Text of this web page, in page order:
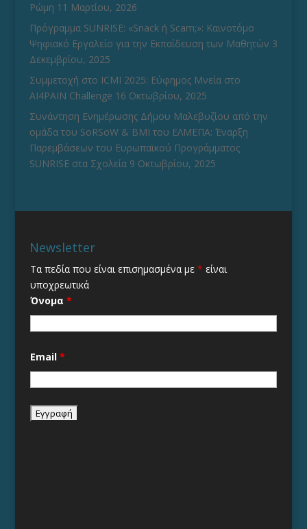
Ρώμη 11 Μαρτίου, 2026
Πρόγραμμα SUNRISE: «Snack ή Scam;»: Καινοτόμο
Ψηφιακό Εργαλείο για την Εκπαίδευση των Μαθητών 3
Δεκεμβρίου, 2025
Συμμετοχή στο ICMI 2025: Εύφημος Μνεία στο
AI4PAIN Challenge 16 Οκτωβρίου, 2025
Συνάντηση Ενημέρωσης Δήμου Μαλεβυζίου από την
ομάδα του SoRSoW & BMI του ΕΛΜΕΠΑ: Έναρξη
Παρεμβάσεων του Ευρωπαϊκού Προγράμματος
SUNRISE στα Σχολεία 9 Οκτωβρίου, 2025
Newsletter
Τα πεδία που είναι επισημασμένα με * είναι
υποχρεωτικά
Όνομα *
Email *